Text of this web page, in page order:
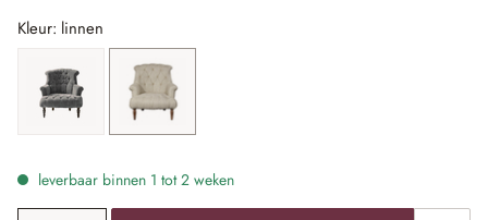
Kleur: linnen
grijs linnen
leverbaar binnen 1 tot 2 weken